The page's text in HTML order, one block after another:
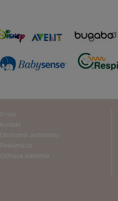
O nás
Kontakt
Obchodné podmienky
Reklamácia
Ochrana súkromia